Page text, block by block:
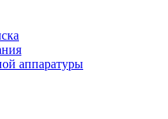
аппаратуры